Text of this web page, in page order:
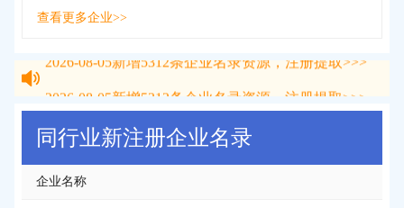
查看更多企业>>
新增 条企业名录资源，注册提取>>>
同行业新注册企业名录
企业名称